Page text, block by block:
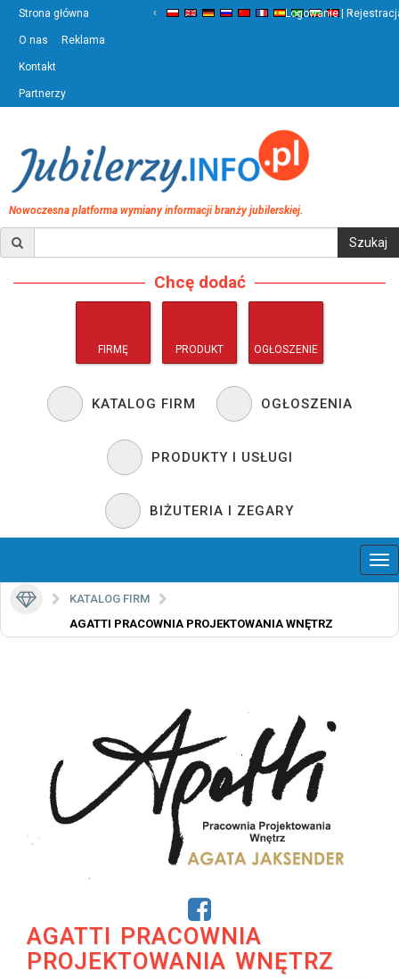
Strona główna
O nas Reklama
Kontakt
Partnerzy
‹ ›
Logowanie |
Nowoczesna platforma wymiany informacji branży jubilerskiej.
Chcę dodać
FIRMĘ PRODUKT OGŁOSZENIE
KATALOG FIRM OGŁOSZENIA
PRODUKTY I USŁUGI
BIŻUTERIA I ZEGARY
KATALOG FIRM
AGATTI PRACOWNIA PROJEKTOWANIA WNĘTRZ
AGATTI PRACOWNIA
PROJEKTOWANIA WNĘTRZ